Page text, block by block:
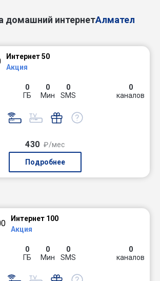
домашний интернетАлмател
Интернет 50
Акция
0
ГБ
0
Мин
0
SMS
0
каналов
430 ₽/мес
Подробнее
Интернет 100
Акция
0
ГБ
0
Мин
0
SMS
0
каналов